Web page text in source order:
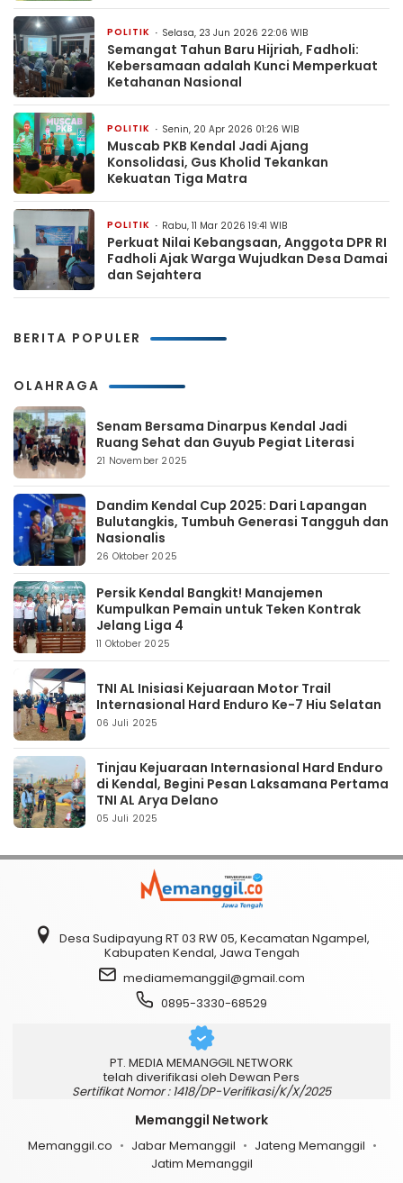
POLITIK Selasa, 23 Jun 2026 22:06 WIB
Semangat Tahun Baru Hijriah, Fadholi:
Kebersamaan adalah Kunci Memperkuat
Ketahanan Nasional
POLITIK Senin, 20 Apr 2026 01:26 WIB
Muscab PKB Kendal Jadi Ajang
Konsolidasi, Gus Kholid Tekankan
Kekuatan Tiga Matra
POLITIK Rabu, 11 Mar 2026 19:41 WIB
Perkuat Nilai Kebangsaan, Anggota DPR RI
Fadholi Ajak Warga Wujudkan Desa Damai
dan Sejahtera
BERITA POPULER
OLAHRAGA
Senam Bersama Dinarpus Kendal Jadi
Ruang Sehat dan Guyub Pegiat Literasi
21 November 2025
Dandim Kendal Cup 2025: Dari Lapangan
Bulutangkis, Tumbuh Generasi Tangguh dan
Nasionalis
26 Oktober 2025
Persik Kendal Bangkit! Manajemen
Kumpulkan Pemain untuk Teken Kontrak
Jelang Liga 4
11 Oktober 2025
TNI AL Inisiasi Kejuaraan Motor Trail
Internasional Hard Enduro Ke-7 Hiu Selatan
06 Juli 2025
Tinjau Kejuaraan Internasional Hard Enduro
di Kendal, Begini Pesan Laksamana Pertama
TNI AL Arya Delano
05 Juli 2025
Desa Sudipayung RT 03 RW 05, Kecamatan Ngampel,
Kabupaten Kendal, Jawa Tengah
mediamemanggil@gmail.com
0895-3330-68529
PT. MEDIA MEMANGGIL NETWORK
telah diverifikasi oleh Dewan Pers
Sertifikat Nomor : 1418/DP-Verifikasi/K/X/2025
Memanggil Network
Memanggil.co Jabar Memanggil
Jateng Memanggil
Jatim Memanggil